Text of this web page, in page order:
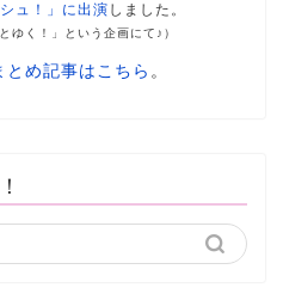
ュ！」に出演 しました。
ゆく！」という企画にて♪）
め記事はこちら 。